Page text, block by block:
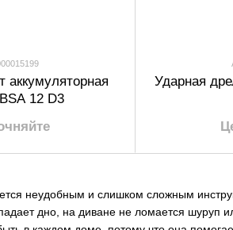
неудобным и слишком сложным
дно, на диване не ломается шуруп
аккумуляторная
12 D3
Ударная